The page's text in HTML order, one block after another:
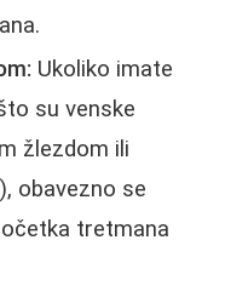
Ukoliko imate
su venske
žlezdom ili
obavezno se
tretmana